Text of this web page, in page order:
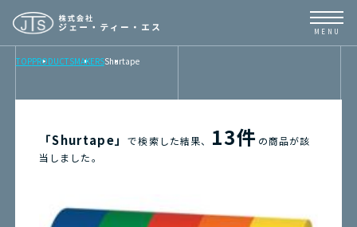
TOP
BUSINESS
PRODUCTS
TOPPRODUCTSMAKERSShurtape
「Shurtape」で検索した結果、 13件 の商品が該
当しました。